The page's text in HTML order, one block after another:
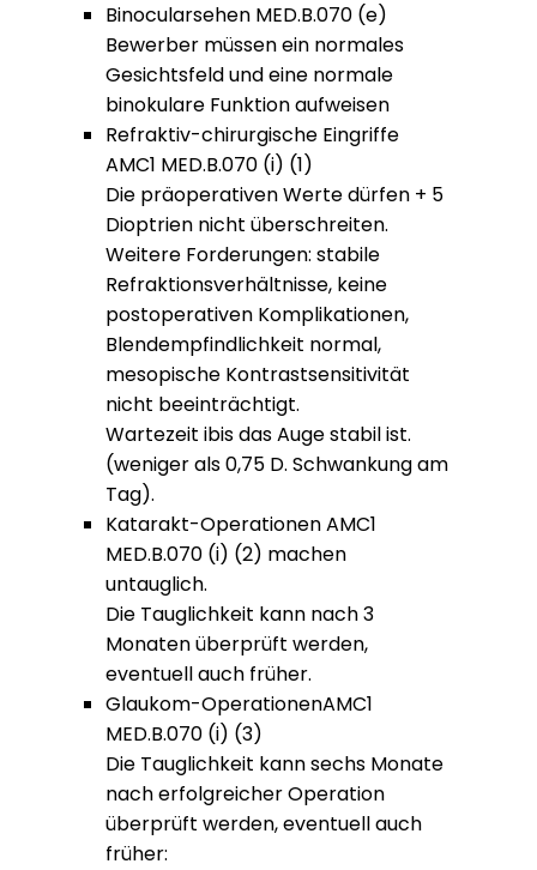
Binocularsehen MED.B.070 (e)
Bewerber müssen ein normales
Gesichtsfeld und eine normale
binokulare Funktion aufweisen
Refraktiv-chirurgische Eingriffe
AMC1 MED.B.070 (i) (1)
Die präoperativen Werte dürfen + 5
Dioptrien nicht überschreiten.
Weitere Forderungen: stabile
Refraktionsverhältnisse, keine
postoperativen Komplikationen,
Blendempfindlichkeit normal,
mesopische Kontrastsensitivität
nicht beeinträchtigt.
Wartezeit ibis das Auge stabil ist.
(weniger als 0,75 D. Schwankung am
Tag).
Katarakt-Operationen AMC1
MED.B.070 (i) (2) machen
untauglich.
Die Tauglichkeit kann nach 3
Monaten überprüft werden,
eventuell auch früher.
Glaukom-OperationenAMC1
MED.B.070 (i) (3)
Die Tauglichkeit kann sechs Monate
nach erfolgreicher Operation
überprüft werden, eventuell auch
früher: